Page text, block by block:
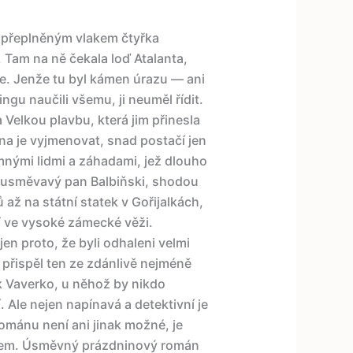
vlakem čtyřka
na ně čekala loď Atalanta,
Jenže tu byl kámen úrazu — ani
naučili všemu, ji neuměl řídit.
plavbu, která jim přinesla
je vyjmenovat, snad postačí jen
lidmi a záhadami, jež dlouho
pan Balbiňski, shodou
na státní statek v Gořijalkách,
vysoké zámecké věži.
proto, že byli odhaleni velmi
ten ze zdánlivě nejméně
u něhož by nikdo
nejen napínavá a detektivní je
není ani jinak možné, je
Úsměvný prázdninový román